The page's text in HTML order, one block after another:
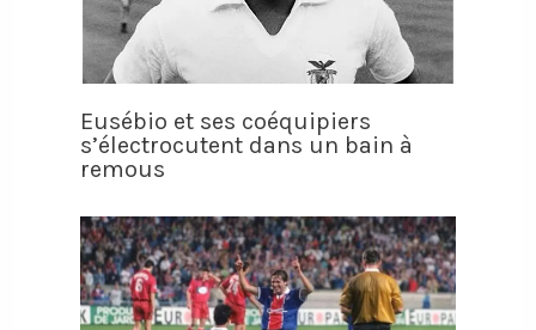
Eusébio et ses coéquipiers
s’électrocutent dans un bain à
remous